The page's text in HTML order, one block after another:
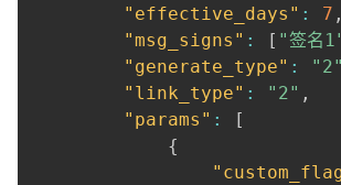
"effective_days" : 7 ,
"msg_signs" : [ "签名
"generate_type" : "2"
"link_type" : "2" ,
"params" :
[
{